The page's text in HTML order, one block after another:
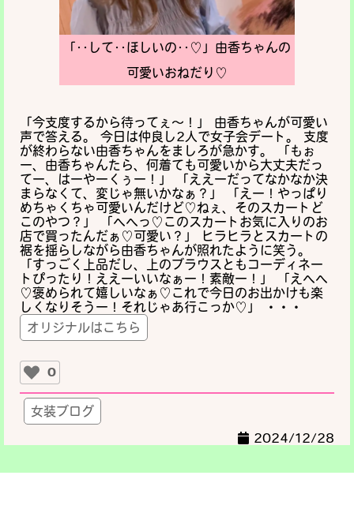
「‥して‥ほしいの‥♡」由香ちゃんの
可愛いおねだり♡
「今支度するから待ってぇ〜！」 由香ちゃんが可愛い
声で答える。 今日は仲良し2人で女子会デート。 支度
が終わらない由香ちゃんをましろが急かす。 「もぉ
ー、由香ちゃんたら、何着ても可愛いから大丈夫だっ
てー、はーやーくぅー！」 「ええーだってなかなか決
まらなくて、変じゃ無いかなぁ？」 「えー！やっぱり
めちゃくちゃ可愛いんだけど♡ねぇ、そのスカートど
このやつ？」 「へへっ♡このスカートお気に入りのお
店で買ったんだぁ♡可愛い？」 ヒラヒラとスカートの
裾を揺らしながら由香ちゃんが照れたように笑う。
「すっごく上品だし、上のブラウスともコーディネー
トぴったり！ええーいいなぁー！素敵ー！」 「えへへ
♡褒められて嬉しいなぁ♡これで今日のお出かけも楽
しくなりそうー！それじゃあ行こっか♡」 ・・・
オリジナルはこちら
0
女装ブログ
2024/12/28